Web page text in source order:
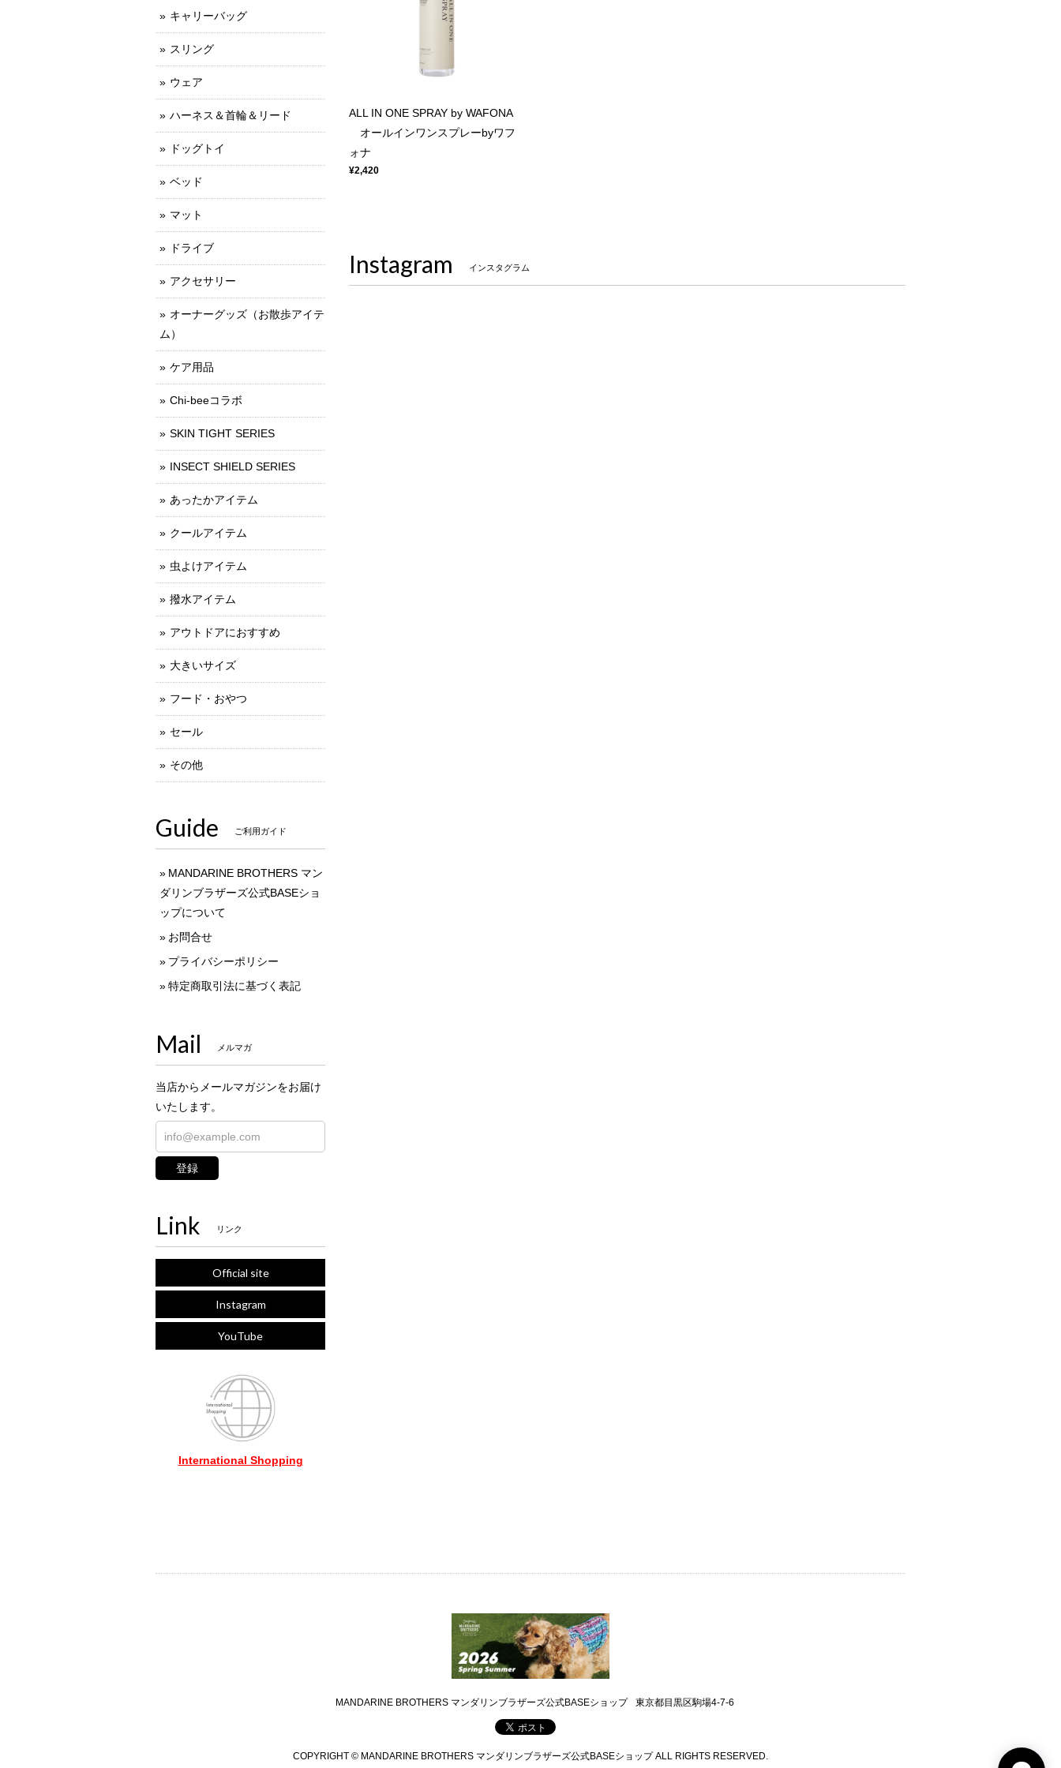
ALL IN ONE SPRAY by WAFONA
オールインワンスプレーbyワフ
ォナ
¥2,420
Instagram インスタグラム
キャリーバッグ
スリング
ウェア
ハーネス＆首輪＆リード
ドッグトイ
ベッド
マット
ドライブ
アクセサリー
オーナーグッズ（お散歩アイテ
ム）
ケア用品
Chi-beeコラボ
SKIN TIGHT SERIES
INSECT SHIELD SERIES
あったかアイテム
クールアイテム
虫よけアイテム
撥水アイテム
アウトドアにおすすめ
大きいサイズ
フード・おやつ
セール
その他
Guide ご利用ガイド
MANDARINE BROTHERS マン
ダリンブラザーズ公式BASEショ
ップについて
お問合せ
プライバシーポリシー
特定商取引法に基づく表記
Mail メルマガ
当店からメールマガジンをお届け
いたします。
登録
Link リンク
Official site
Instagram
YouTube
International Shopping
MANDARINE BROTHERS マンダリンブラザーズ公式BASEショップ 東京都目黒区駒場4-7-6
COPYRIGHT © MANDARINE BROTHERS マンダリンブラザーズ公式BASEショップ ALL RIGHTS RESERVED.